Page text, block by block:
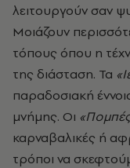
λειτουργούν σαν
Μοιάζουν
τόπους όπου η
της διάσταση. Τα
παραδοσιακή
μνήμης. Οι
καρναβαλικές ή
τρόποι να